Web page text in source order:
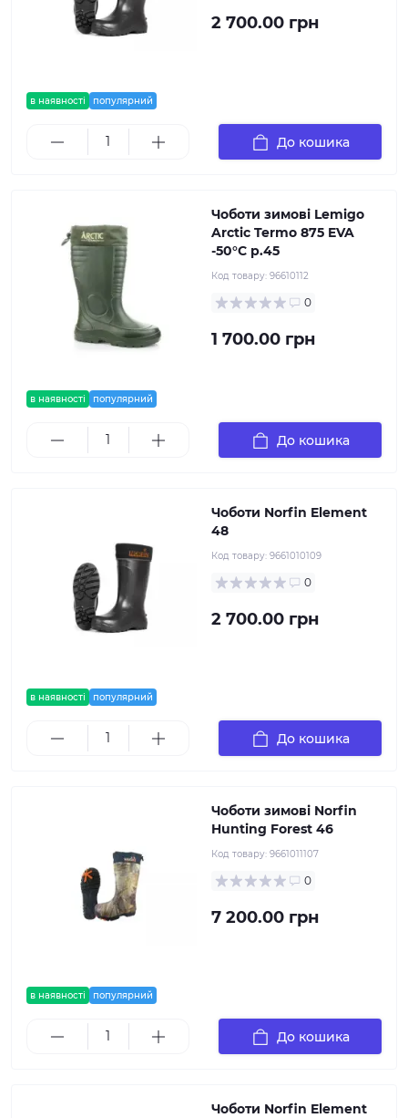
в наявності популярний
2 700.00 грн
До кошика
в наявності популярний
Чоботи зимові Lemigo
Arctic Termo 875 EVA
-50°C р.45
Код товару: 96610112
0
1 700.00 грн
До кошика
в наявності популярний
Чоботи Norfin Element
48
Код товару: 9661010109
0
2 700.00 грн
До кошика
в наявності популярний
Чоботи зимові Norfin
Hunting Forest 46
Код товару: 9661011107
0
7 200.00 грн
До кошика
Чоботи Norfin Element